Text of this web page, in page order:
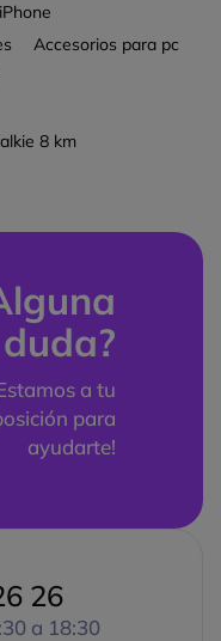
Accesorios para pc
8 km
duda?
a tu
para
ayudarte!
26
a 18:30